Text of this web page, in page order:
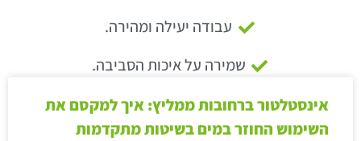
עבודה יעילה ומהירה.
שמירה על איכות הסביבה.
אינסטלטור ברחובות ממליץ: איך למקסם את
השימוש החוזר במים בשיטות מתקדמות